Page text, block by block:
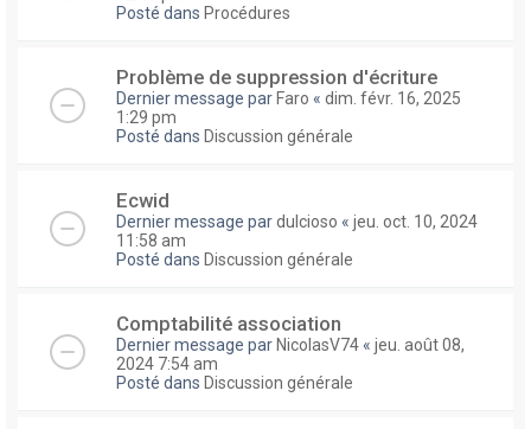
Posté dans Procédures
Problème de suppression d'écriture
Dernier message par Faro « dim. févr. 16, 2025
1:29 pm
Posté dans Discussion générale
Ecwid
Dernier message pardulcioso « jeu. oct. 10, 2024
11:58 am
Posté dans Discussion générale
Comptabilité association
Dernier message par NicolasV74 « jeu. août 08,
2024 7:54 am
Posté dans Discussion générale